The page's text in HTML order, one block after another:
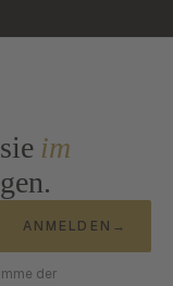
im
ANMELDEN →
der